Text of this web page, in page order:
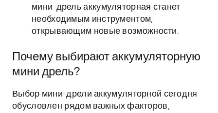
мини-дрель аккумуляторная станет
необходимым инструментом,
открывающим новые возможности.
Почему выбирают аккумуляторную
мини дрель?
Выбор мини-дрели аккумуляторной сегодня
обусловлен рядом важных факторов,